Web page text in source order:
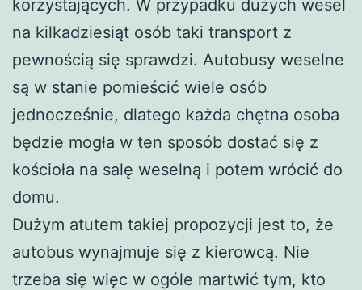
korzystających. W przypadku dużych wesel
na kilkadziesiąt osób taki transport z
pewnością się sprawdzi. Autobusy weselne
są w stanie pomieścić wiele osób
jednocześnie, dlatego każda chętna osoba
będzie mogła w ten sposób dostać się z
kościoła na salę weselną i potem wrócić do
domu.
Dużym atutem takiej propozycji jest to, że
autobus wynajmuje się z kierowcą. Nie
trzeba się więc w ogóle martwić tym, kto